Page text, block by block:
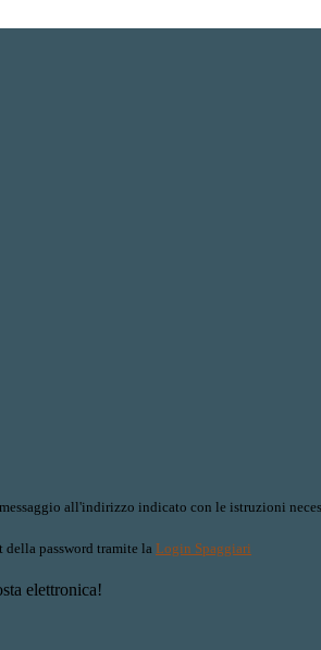
all'indirizzo indicato con le istruzioni
della password tramite la Login Spaggiari
elettronica!